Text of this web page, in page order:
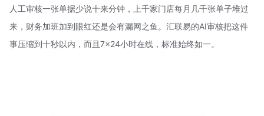
人工审核一张单据少说十来分钟，上千家门店每月几千张单子堆过
来，财务加班加到眼红还是会有漏网之鱼。汇联易的AI审核把这件
事压缩到十秒以内，而且7×24小时在线，标准始终如一。